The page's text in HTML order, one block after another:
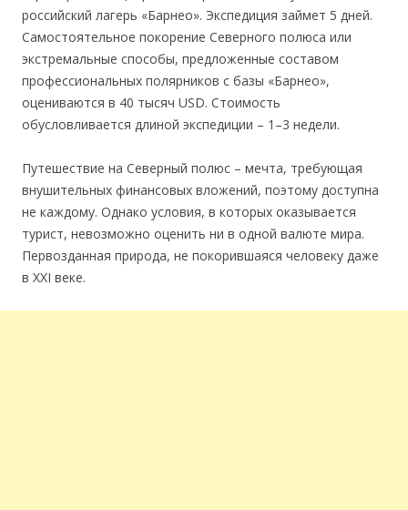
российский лагерь «Барнео». Экспедиция займет 5 дней.
Самостоятельное покорение Северного полюса или
экстремальные способы, предложенные составом
профессиональных полярников с базы «Барнео»,
оцениваются в 40 тысяч USD. Стоимость
обусловливается длиной экспедиции – 1–3 недели.
Путешествие на Северный полюс – мечта, требующая
внушительных финансовых вложений, поэтому доступна
не каждому. Однако условия, в которых оказывается
турист, невозможно оценить ни в одной валюте мира.
Первозданная природа, не покорившаяся человеку даже
в XXI веке.